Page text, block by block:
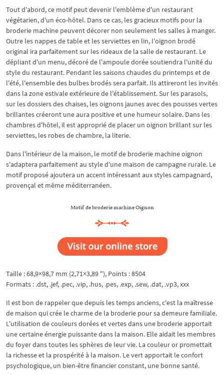
Tout d'abord, ce motif peut devenir l'emblème d'un restaurant
végétarien, d'un éco-hôtel. Dans ce cas, les gracieux motifs pour la
broderie machine peuvent décorer non seulement les salles à manger.
Outre les nappes de table et les serviettes en lin, l'oignon brodé
original ira parfaitement sur les rideaux de la salle de restaurant. Le
dépliant d'un menu, décoré de l'ampoule dorée soutiendra l'unité du
style du restaurant. Pendant les saisons chaudes du printemps et de
l'été, l'ensemble des bulbes brodés sera parfait. Ils attireront les invités
dans la zone estivale extérieure de l'établissement. Sur les parasols,
sur les dossiers des chaises, les oignons jaunes avec des pousses vertes
brillantes créeront une aura positive et une humeur solaire. Dans les
chambres d'hôtel, il est approprié de placer un oignon brillant sur les
serviettes, les robes de chambre, la literie.
Dans l'intérieur de la maison, le motif de broderie machine oignon
s'adaptera parfaitement au style d'une maison de campagne rurale. Le
motif proposé ajoutera un accent intéressant aux styles campagnard,
provençal et même méditerranéen.
Motif de broderie machine Oignon
Taille : 68,9×98,7 mm (2,71×3,89 "), Points : 8504
Formats : .dst, .jef, .pec, .vip, .hus, .pes, .exp, .sew, .dat, .vp3, xxx
Il est bon de rappeler que depuis les temps anciens, c'est la maîtresse
de maison qui crée le charme de la broderie pour sa demeure familiale.
L'utilisation de couleurs dorées et vertes dans une broderie apportait
une certaine énergie puissante dans la maison. Elle aidait les membres
du foyer dans toutes les sphères de leur vie. La couleur or promettait
la richesse et la prospérité à la maison. Le vert apportait le confort
psychologique, un bien-être financier constant, une bonne santé.